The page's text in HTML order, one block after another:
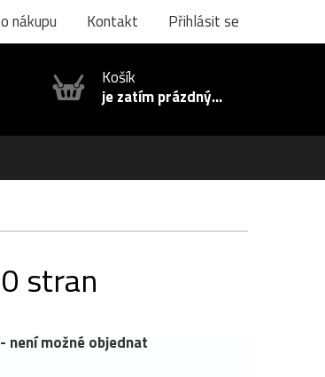
nákupu Kontakt Přihlásit se
Košík
je zatím prázdný...
stran
možné objednat